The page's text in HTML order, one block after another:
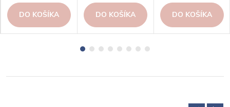
DO KOŠÍKA DO KOŠÍKA DO KOŠÍKA